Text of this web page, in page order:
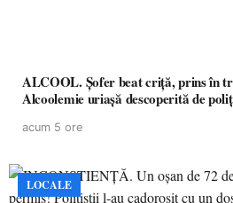
ALCOOL. Șofer beat criță, prins în
Alcoolemie uriașă descoperită de
acum 5 ore
LOCALE